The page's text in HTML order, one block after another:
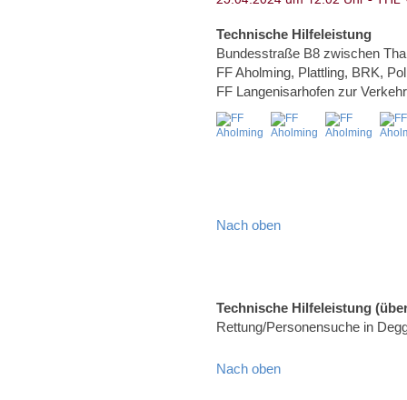
Technische Hilfeleistung
Bundesstraße B8 zwischen
FF Aholming, Plattling, BRK,
FF Langenisarhofen zur
Nach oben
Technische Hilfeleistung
Rettung/Personensuche in
Nach oben